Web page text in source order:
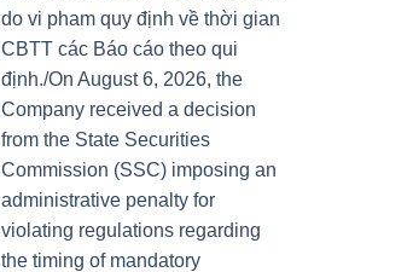
do vi pham quy định về thời gian
CBTT các Báo cáo theo qui
định./On August 6, 2026, the
Company received a decision
from the State Securities
Commission (SSC) imposing an
administrative penalty for
violating regulations regarding
the timing of mandatory